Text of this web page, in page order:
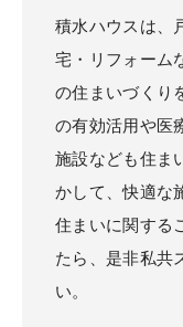
積水ハウスは、
宅・リフォーム
の住まいづくり
の有効活用や医
施設なども住ま
かして、快適な
住まいに関する
たら、是非私共
い。